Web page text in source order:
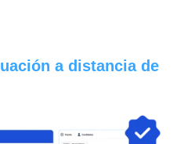
a distancia de